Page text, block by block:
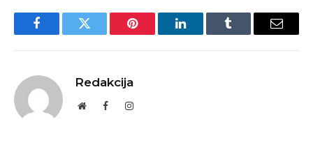
FacebookTwitter Pinterest LinkedInTumblr Email
Redakcija
WebsiteFacebookInstagram